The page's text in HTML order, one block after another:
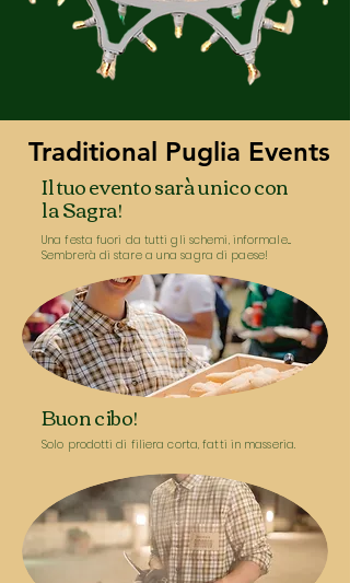
Traditional Puglia Events
Traditional Puglia Events
Il tuo evento sarà unico con
la Sagra!
Una festa fuori da tutti gli schemi, informale...
Sembrerà di stare a una sagra di paese!
Buon cibo!
Solo prodotti di filiera corta, fatti in masseria.